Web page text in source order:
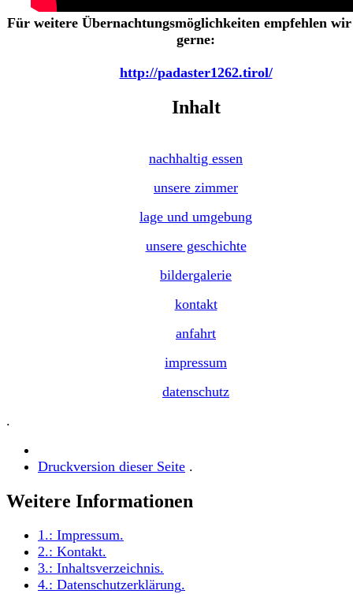
Für weitere Übernachtungsmöglichkeiten empfehlen
gerne:
http://padaster1262.tirol/
Inhalt
nachhaltig essen
unsere zimmer
lage und umgebung
unsere geschichte
bildergalerie
kontakt
anfahrt
impressum
datenschutz
.
Druckversion dieser Seite .
Weitere Informationen
1.: Impressum.
2.: Kontakt.
3.: Inhaltsverzeichnis.
4.: Datenschutzerklärung.